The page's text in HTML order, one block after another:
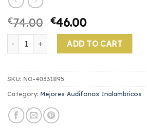
€74.00 €46.00
mejores audifonos inalambricos quantity
ADD TO CART
SKU: NO-40331895
Category: Mejores Audifonos Inalambricos